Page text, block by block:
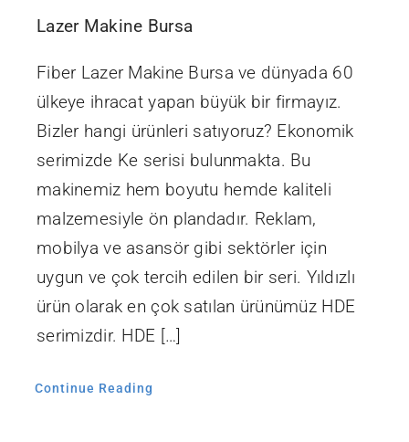
Lazer Makine Bursa
Fiber Lazer Makine Bursa ve dünyada 60
ülkeye ihracat yapan büyük bir firmayız.
Bizler hangi ürünleri satıyoruz? Ekonomik
serimizde Ke serisi bulunmakta. Bu
makinemiz hem boyutu hemde kaliteli
malzemesiyle ön plandadır. Reklam,
mobilya ve asansör gibi sektörler için
uygun ve çok tercih edilen bir seri. Yıldızlı
ürün olarak en çok satılan ürünümüz HDE
serimizdir. HDE […]
Continue Reading